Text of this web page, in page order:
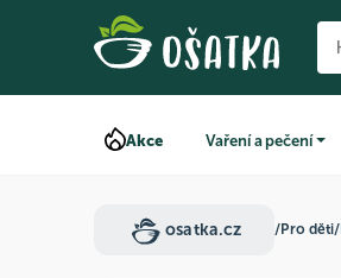
Akce Vaření a pečení
osatka.cz /Pro děti/